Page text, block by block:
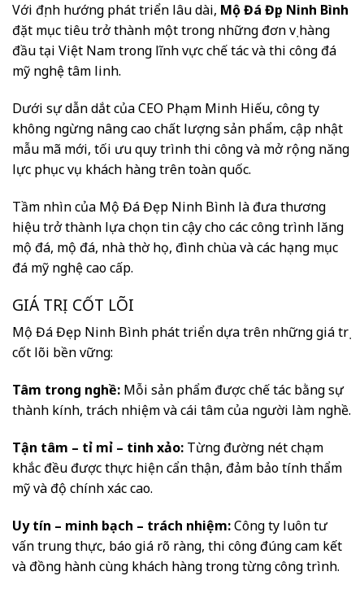
Với định hướng phát triển lâu dài, Mộ Đá Đẹp Ninh Bình
đặt mục tiêu trở thành một trong những đơn vị hàng
đầu tại Việt Nam trong lĩnh vực chế tác và thi công đá
mỹ nghệ tâm linh.
Dưới sự dẫn dắt của CEO Phạm Minh Hiếu, công ty
không ngừng nâng cao chất lượng sản phẩm, cập nhật
mẫu mã mới, tối ưu quy trình thi công và mở rộng năng
lực phục vụ khách hàng trên toàn quốc.
Tầm nhìn của Mộ Đá Đẹp Ninh Bình là đưa thương
hiệu trở thành lựa chọn tin cậy cho các công trình lăng
mộ đá, mộ đá, nhà thờ họ, đình chùa và các hạng mục
đá mỹ nghệ cao cấp.
GIÁ TRỊ CỐT LÕI
Mộ Đá Đẹp Ninh Bình phát triển dựa trên những giá trị
cốt lõi bền vững:
Tâm trong nghề: Mỗi sản phẩm được chế tác bằng sự
thành kính, trách nhiệm và cái tâm của người làm nghề.
Tận tâm – tỉ mỉ – tinh xảo: Từng đường nét chạm
khắc đều được thực hiện cẩn thận, đảm bảo tính thẩm
mỹ và độ chính xác cao.
Uy tín – minh bạch – trách nhiệm:Công ty luôn tư
vấn trung thực, báo giá rõ ràng, thi công đúng cam kết
và đồng hành cùng khách hàng trong từng công trình.